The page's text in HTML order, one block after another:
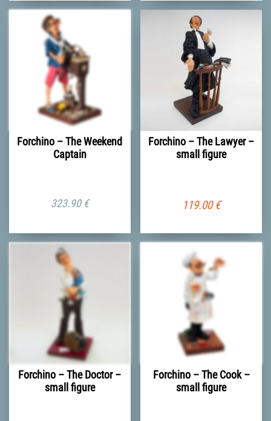
Forchino – The Weekend
Captain
323.90 €
Forchino – The Lawyer –
small figure
119.00€
Forchino – The Doctor –
small figure
Forchino – The Cook –
small figure